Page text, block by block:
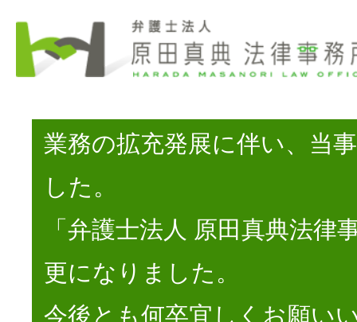
業務の拡充発展に伴い、当
した。
「弁護士法人 原田真典法律
更になりました。
今後とも何卒宜しくお願い